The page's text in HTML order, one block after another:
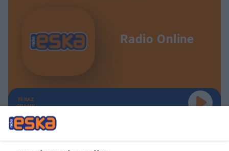
Radio Online
TERAZ
GRAMY